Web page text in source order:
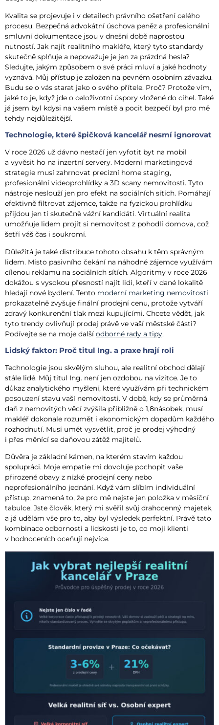
Kvalita se projevuje i v detailech právního ošetření celého
procesu. Bezpečná advokátní úschova peněz a profesionální
smluvní dokumentace jsou v dnešní době naprostou
nutností. Jak najít realitního makléře, který tyto standardy
skutečně splňuje a nepovažuje je jen za prázdná hesla?
Sledujte, jakým způsobem o své práci mluví a jaké hodnoty
vyznává. Můj přístup je založen na pevném osobním závazku.
Budu se o vás starat jako o svého přítele. Proč? Protože vím,
jaké to je, když jde o celoživotní úspory vložené do cihel. Také
já jsem byl kdysi na vašem místě a pocit bezpečí byl pro mě
tehdy nejdůležitější.
Technologie, které špičková kancelář nesmí ignorovat
V roce 2026 už dávno nestačí jen vyfotit byt na mobil
a vyvěsit ho na inzertní servery. Moderní marketingová
strategie musí zahrnovat precizní home staging,
profesionální videoprohlídky a 3D scany nemovitosti. Tyto
nástroje neslouží jen pro efekt na sociálních sítích. Pomáhají
efektivně filtrovat zájemce, takže na fyzickou prohlídku
přijdou jen ti skutečně vážní kandidáti. Virtuální realita
umožňuje lidem projít si nemovitost z pohodlí domova, což
šetří váš čas i soukromí.
Důležitá je také distribuce tohoto obsahu k těm správným
lidem. Místo pasivního čekání na náhodné zájemce využívám
cílenou reklamu na sociálních sítích. Algoritmy v roce 2026
dokážou s vysokou přesností najít lidi, kteří v dané lokalitě
hledají nové bydlení. Tento moderní marketing nemovitosti
prokazatelně zvyšuje finální prodejní cenu, protože vytváří
zdravý konkurenční tlak mezi kupujícími. Chcete vědět, jak
tyto trendy ovlivňují prodej právě ve vaší městské části?
Podívejte se na moje další odborné rady a tipy.
Lidský faktor: Proč titul Ing. a praxe hrají roli
Technologie jsou skvělým sluhou, ale realitní obchod dělají
stále lidé. Můj titul Ing. není jen ozdobou na vizitce. Je to
důkaz analytického myšlení, které využívám při technickém
posouzení stavu vaší nemovitosti. V době, kdy se průměrná
daň z nemovitých věcí zvýšila přibližně o 1,8násobek, musí
makléř dokonale rozumět i ekonomickým dopadům každého
rozhodnutí. Musí umět vysvětlit, proč je prodej výhodný
i přes měnící se daňovou zátěž majitelů.
Důvěra je základní kámen, na kterém stavím každou
spolupráci. Moje empatie mi dovoluje pochopit vaše
přirozené obavy z nízké prodejní ceny nebo
neprofesionálního jednání. Když vám slíbím individuální
přístup, znamená to, že pro mě nejste jen položka v měsíční
tabulce. Jste člověk, který mi svěřil svůj drahocenný majetek,
a já udělám vše pro to, aby byl výsledek perfektní. Právě tato
kombinace odbornosti a lidskosti je to, co moji klienti
v hodnoceních oceňují nejvíce.